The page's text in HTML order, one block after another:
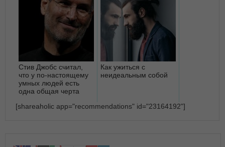
Стив Джобс считал,
что у по-настоящему
умных людей есть
одна общая черта
Как ужиться с
неидеальным собой
[shareaholic app="recommendations" id="23164192"]